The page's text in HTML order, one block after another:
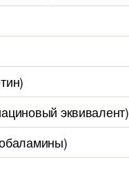
эквивалент)